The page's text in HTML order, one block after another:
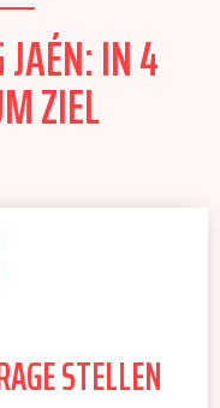
IN 4
ZIEL
STELLEN